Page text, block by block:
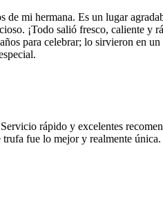
de mi hermana. Es un lugar
¡Todo salió fresco, caliente
para celebrar; lo sirvieron en
rápido y excelentes
fue lo mejor y realmente